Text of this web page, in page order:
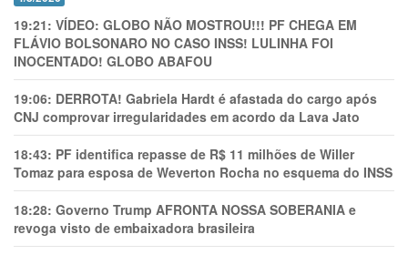
19:21: VÍDEO: GLOBO NÃO MOSTROU!!! PF CHEGA EM
FLÁVIO BOLSONARO NO CASO INSS! LULINHA FOI
INOCENTADO! GLOBO ABAFOU
19:06: DERROTA! Gabriela Hardt é afastada do cargo após
CNJ comprovar irregularidades em acordo da Lava Jato
18:43: PF identifica repasse de R$ 11 milhões de Willer
Tomaz para esposa de Weverton Rocha no esquema do INSS
18:28: Governo Trump AFRONTA NOSSA SOBERANIA e
revoga visto de embaixadora brasileira